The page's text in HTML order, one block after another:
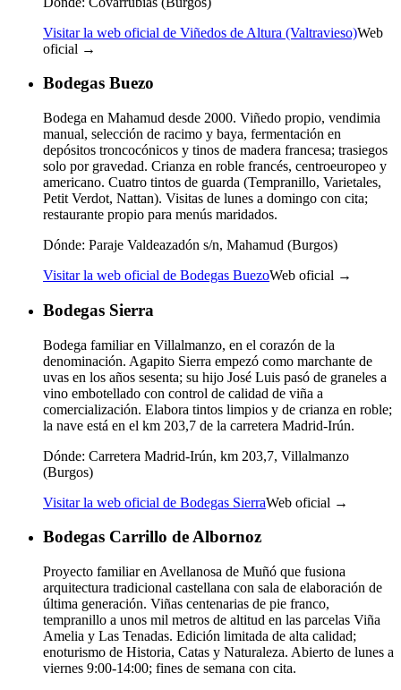
Visitar la web oficial de Viñedos de Altura (Valtravieso)Web
oficial →
Bodegas Buezo
Bodega en Mahamud desde 2000. Viñedo propio, vendimia
manual, selección de racimo y baya, fermentación en
depósitos troncocónicos y tinos de madera francesa; trasiegos
solo por gravedad. Crianza en roble francés, centroeuropeo y
americano. Cuatro tintos de guarda (Tempranillo, Varietales,
Petit Verdot, Nattan). Visitas de lunes a domingo con cita;
restaurante propio para menús maridados.
Dónde: Paraje Valdeazadón s/n, Mahamud (Burgos)
Visitar la web oficial de Bodegas BuezoWeb oficial →
Bodegas Sierra
Bodega familiar en Villalmanzo, en el corazón de la
denominación. Agapito Sierra empezó como marchante de
uvas en los años sesenta; su hijo José Luis pasó de graneles a
vino embotellado con control de calidad de viña a
comercialización. Elabora tintos limpios y de crianza en roble;
la nave está en el km 203,7 de la carretera Madrid-Irún.
Dónde: Carretera Madrid-Irún, km 203,7, Villalmanzo
(Burgos)
Visitar la web oficial de Bodegas SierraWeb oficial →
Bodegas Carrillo de Albornoz
Proyecto familiar en Avellanosa de Muñó que fusiona
arquitectura tradicional castellana con sala de elaboración de
última generación. Viñas centenarias de pie franco,
tempranillo a unos mil metros de altitud en las parcelas Viña
Amelia y Las Tenadas. Edición limitada de alta calidad;
enoturismo de Historia, Catas y Naturaleza. Abierto de lunes a
viernes 9:00-14:00; fines de semana con cita.